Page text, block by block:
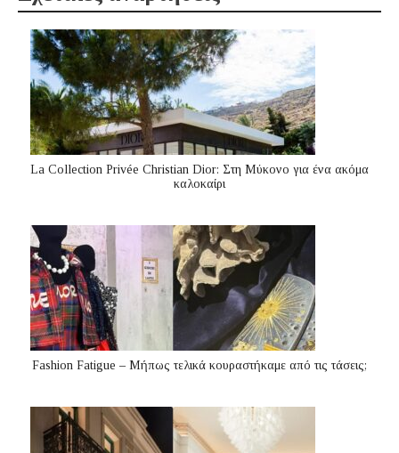
La Collection Privée Christian Dior: Στη Μύκονο για ένα ακόμα
καλοκαίρι
Fashion Fatigue – Μήπως τελικά κουραστήκαμε από τις τάσεις;